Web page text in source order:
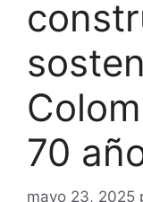
70
mayo 23, 2025